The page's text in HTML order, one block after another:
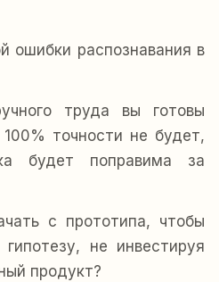
ошибки распознавания в
труда вы готовы
точности не будет,
будет поправима за
с прототипа, чтобы
не инвестируя
продукт?